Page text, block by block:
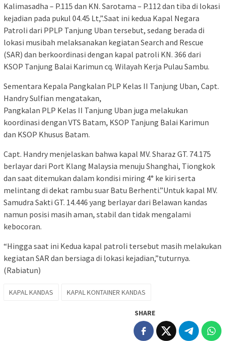
Kalimasadha – P.115 dan KN. Sarotama – P.112 dan tiba di lokasi
kejadian pada pukul 04.45 Lt,”.Saat ini kedua Kapal Negara
Patroli dari PPLP Tanjung Uban tersebut, sedang berada di
lokasi musibah melaksanakan kegiatan Search and Rescue
(SAR) dan berkoordinasi dengan kapal patroli KN. 366 dari
KSOP Tanjung Balai Karimun cq. Wilayah Kerja Pulau Sambu.
Sementara Kepala Pangkalan PLP Kelas II Tanjung Uban, Capt.
Handry Sulfian mengatakan,
Pangkalan PLP Kelas II Tanjung Uban juga melakukan
koordinasi dengan VTS Batam, KSOP Tanjung Balai Karimun
dan KSOP Khusus Batam.
Capt. Handry menjelaskan bahwa kapal MV. Sharaz GT. 74.175
berlayar dari Port Klang Malaysia menuju Shanghai, Tiongkok
dan saat ditemukan dalam kondisi miring 4° ke kiri serta
melintang di dekat rambu suar Batu Berhenti.”Untuk kapal MV.
Samudra Sakti GT. 14.446 yang berlayar dari Belawan kandas
namun posisi masih aman, stabil dan tidak mengalami
kebocoran.
“Hingga saat ini Kedua kapal patroli tersebut masih melakukan
kegiatan SAR dan bersiaga di lokasi kejadian,”tuturnya.
(Rabiatun)
KAPAL KANDAS KAPAL KONTAINER KANDAS
SHARE